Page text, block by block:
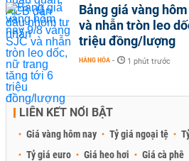
Bảng giá vàng
và nhẫn tròn leo
triệu đồng/lượng
HÀNG HÓA - 1 phút trước
LIÊN KẾT NỔI BẬT
Giá vàng hôm nay Tỷ giá ngoại tệ
Tỷ giá euro
Giá heo hơi Giá cà phê